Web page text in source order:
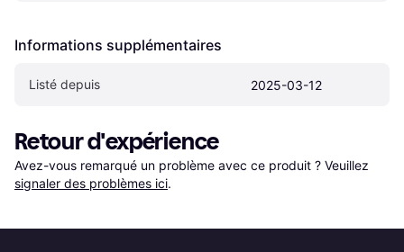
Informations supplémentaires
Listé depuis 2025-03-12
Retour d'expérience
Avez-vous remarqué un problème avec ce produit ? Veuillez
signaler des problèmes ici.